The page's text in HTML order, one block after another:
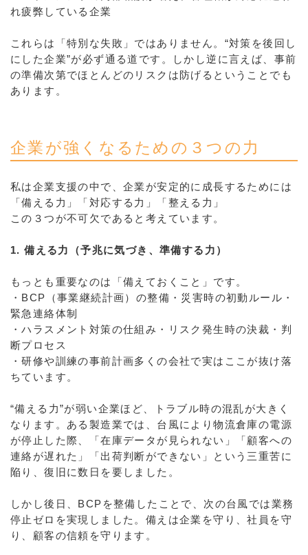
れ疲弊している企業
これらは「特別な失敗」ではありません。“対策を後回し
にした企業”が必ず通る道です。しかし逆に言えば、事前
の準備次第でほとんどのリスクは防げるということでも
あります。
企業が強くなるための３つの力
私は企業支援の中で、企業が安定的に成長するためには
「備える力」「対応する力」「整える力」
この３つが不可欠であると考えています。
1. 備える力（予兆に気づき、準備する力）
もっとも重要なのは「備えておくこと」です。
・BCP（事業継続計画）の整備・災害時の初動ルール・
緊急連絡体制
・ハラスメント対策の仕組み・リスク発生時の決裁・判
断プロセス
・研修や訓練の事前計画多くの会社で実はここが抜け落
ちています。
“備える力”が弱い企業ほど、トラブル時の混乱が大きく
なります。ある製造業では、台風により物流倉庫の電源
が停止した際、「在庫データが見られない」「顧客への
連絡が遅れた」「出荷判断ができない」という三重苦に
陥り、復旧に数日を要しました。
しかし後日、BCPを整備したことで、次の台風では業務
停止ゼロを実現しました。備えは企業を守り、社員を守
り、顧客の信頼を守ります。